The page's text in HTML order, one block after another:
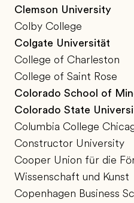
Clemson University
Colby College
Colgate Universität
College of Charleston
College of Saint Rose
Colorado School of
Colorado State
Columbia College
Constructor University
Cooper Union für die
Wissenschaft und Kunst
Copenhagen Business